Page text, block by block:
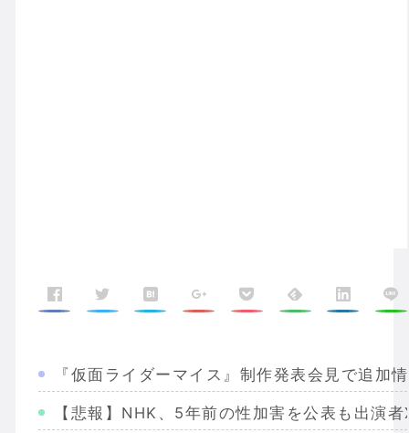
『仮面ライダーマイス』制作発表会見で追
【悲報】NHK、5年前の性加害を公表も出演